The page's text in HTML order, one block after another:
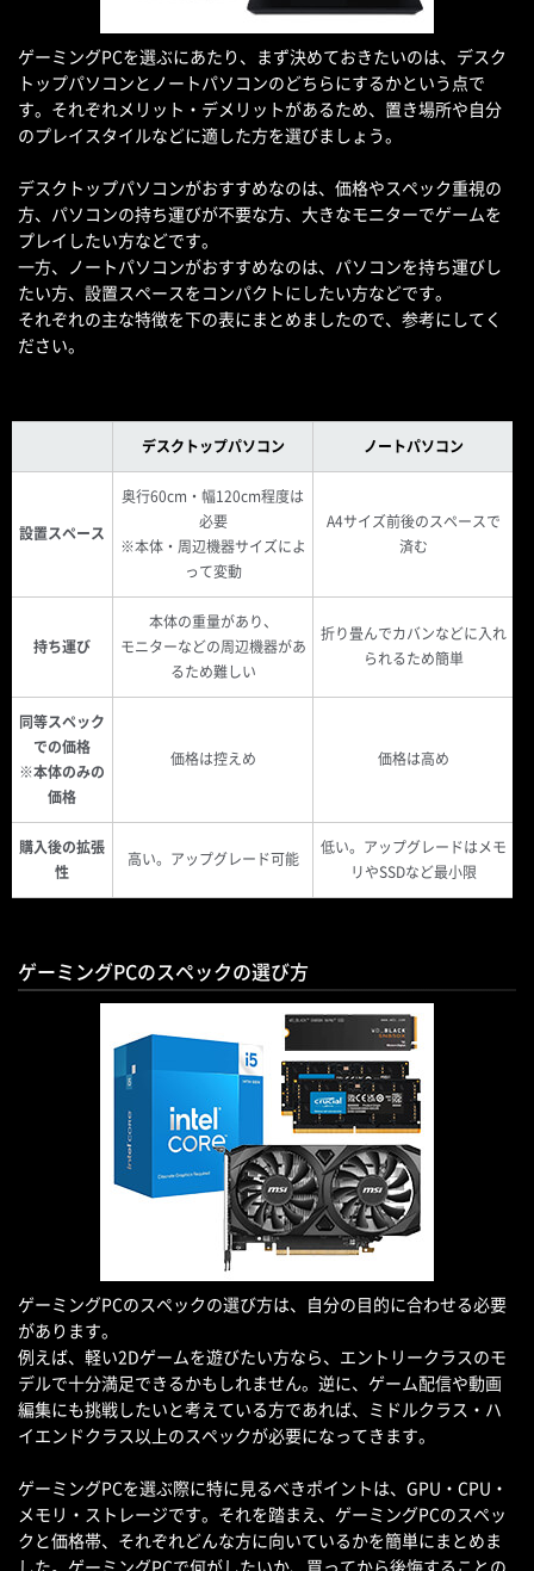
ゲーミングPCを選ぶにあたり、まず決めておきたいのは、デスク
トップパソコンとノートパソコンのどちらにするかという点で
す。それぞれメリット・デメリットがあるため、置き場所や自分
のプレイスタイルなどに適した方を選びましょう。
デスクトップパソコンがおすすめなのは、価格やスペック重視の
方、パソコンの持ち運びが不要な方、大きなモニターでゲームを
プレイしたい方などです。
一方、ノートパソコンがおすすめなのは、パソコンを持ち運びし
たい方、設置スペースをコンパクトにしたい方などです。
それぞれの主な特徴を下の表にまとめましたので、参考にしてく
ださい。
デスクトップパソコン ノートパソコン
設置スペース
奥行60cm・幅120cm程度は
必要
※本体・周辺機器サイズによ
って変動
A4サイズ前後のスペースで
済む
持ち運び
本体の重量があり、
モニターなどの周辺機器があ
るため難しい
折り畳んでカバンなどに入れ
られるため簡単
同等スペック
での価格
※本体のみの
価格
価格は控えめ 価格は高め
購入後の拡張
性
高い。アップグレード可能
低い。アップグレードはメモ
リやSSDなど最小限
ゲーミングPCのスペックの選び方
ゲーミングPCのスペックの選び方は、自分の目的に合わせる必要
があります。
例えば、軽い2Dゲームを遊びたい方なら、エントリークラスのモ
デルで十分満足できるかもしれません。逆に、ゲーム配信や動画
編集にも挑戦したいと考えている方であれば、ミドルクラス・ハ
イエンドクラス以上のスペックが必要になってきます。
ゲーミングPCを選ぶ際に特に見るべきポイントは、GPU・CPU・
メモリ・ストレージです。それを踏まえ、ゲーミングPCのスペッ
クと価格帯、それぞれどんな方に向いているかを簡単にまとめま
した。ゲーミングPCで何がしたいか、買ってから後悔することの